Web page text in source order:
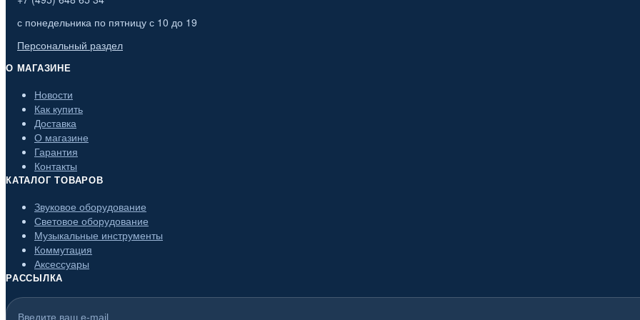
с понедельника по пятницу с 10 до 19
Персональный раздел
О МАГАЗИНЕ
Новости
Как купить
Доставка
О магазине
Гарантия
Контакты
КАТАЛОГ ТОВАРОВ
Звуковое оборудование
Световое оборудование
Музыкальные инструменты
Коммутация
Аксессуары
РАССЫЛКА